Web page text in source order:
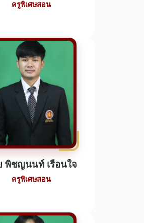
ครูพิเศษสอน
พิชญนนท์ เรือนใจ
ครูพิเศษสอน